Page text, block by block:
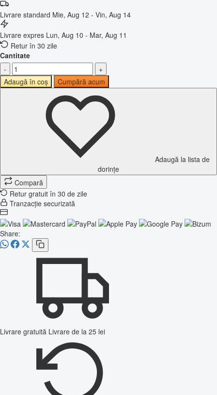
Livrare standard Mie, Aug 12 - Vin, Aug 14
Livrare expres Lun, Aug 10 - Mar, Aug 11
Retur în 30 zile
Cantitate
-
+
Adaugă în coș
Cumpără acum
Adaugă la lista de
dorințe
Compară
Retur gratuit în 30 de zile
Tranzacție securizată
Share:
Livrare gratuită Livrare de la 25 lei